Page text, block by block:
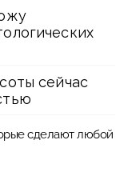
сейчас
сделают любой